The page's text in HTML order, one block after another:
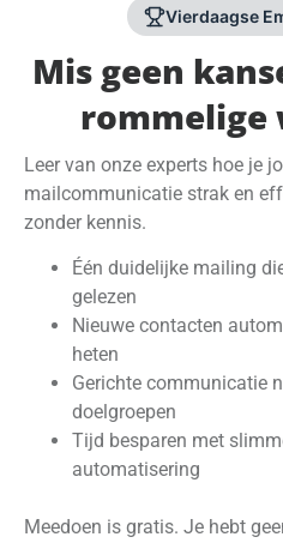
Vierdaagse
Mis geen
rommelige
Leer van onze experts hoe je
mailcommunicatie strak en
zonder kennis.
Één duidelijke mailing
gelezen
Nieuwe contacten
heten
Gerichte communicatie
doelgroepen
Tijd besparen met
automatisering
Meedoen is gratis. Je hebt